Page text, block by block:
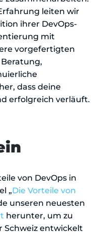
leiten wir
ihrer DevOps-
mit
vorgefertigten
dass deine
erfolgreich verläuft.
von DevOps in
„Die Vorteile von
unseren neuesten
herunter, um zu
Schweiz entwickelt